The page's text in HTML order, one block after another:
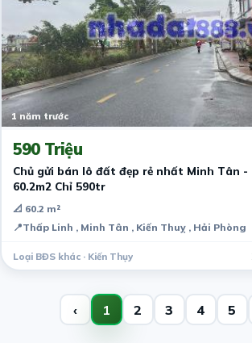
1 năm trước
590 Triệu
Chủ gửi bán lô đất đẹp rẻ nhất Minh Tân -
60.2m2 Chỉ 590tr
📐 60.2 m²
📍Thấp Linh , Minh Tân , Kiến Thuỵ , Hải Phòng
Loại BĐS khác · Kiến Thụy
‹ 1 2 3 4 5